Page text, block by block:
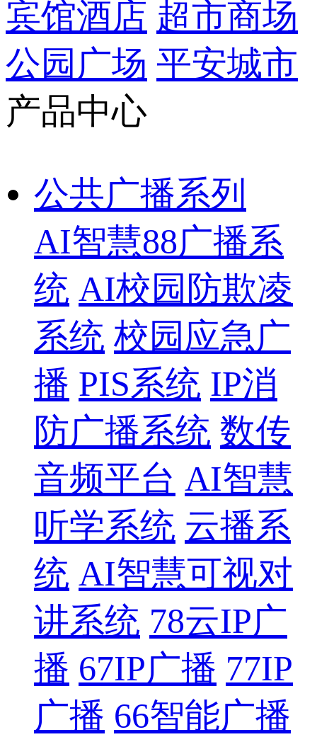
宾馆酒店 超市商场
公园广场 平安城市
产品中心
公共广播系列
AI智慧88广播系
统 AI校园防欺凌
系统 校园应急广
播 PIS系统 IP消
防广播系统 数传
音频平台 AI智慧
听学系统 云播系
统 AI智慧可视对
讲系统 78云IP广
播 67IP广播 77IP
广播 66智能广播